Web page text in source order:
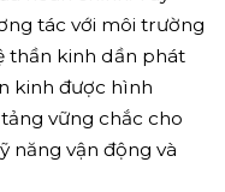
tác với môi trường
thần kinh dần phát
kinh được hình
vững chắc cho
năng vận động và